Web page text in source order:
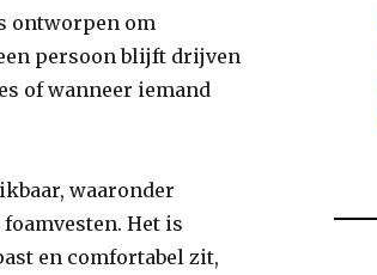
ontworpen om
persoon blijft drijven
of wanneer iemand
waaronder
Het is
en comfortabel zit,